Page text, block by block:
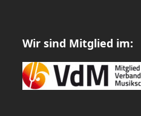
Wir sind Mitglied im: